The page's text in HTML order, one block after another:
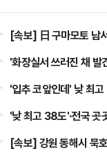
[속보] 日 구마모토 남
'화장실서 쓰러진 채 발
'입추 코앞인데' 낮 최
'낮 최고 38도'·전국 곳
[속보] 강원 동해시 묵